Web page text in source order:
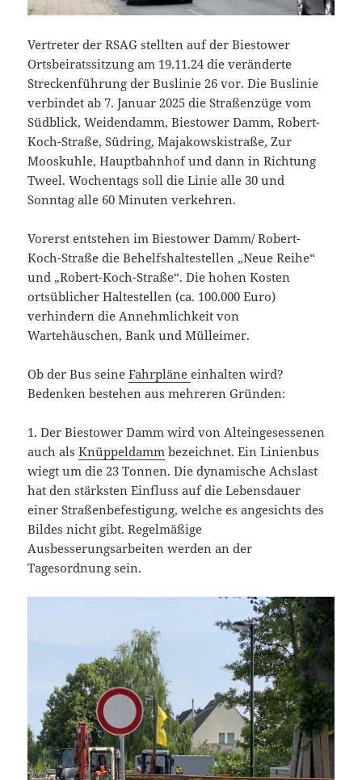
Vertreter der RSAG stellten auf der Biestower
Ortsbeiratssitzung am 19.11.24 die veränderte
Streckenführung der Buslinie 26 vor. Die Buslinie
verbindet ab 7. Januar 2025 die Straßenzüge vom
Südblick, Weidendamm, Biestower Damm, Robert-
Koch-Straße, Südring, Majakowskistraße, Zur
Mooskuhle, Hauptbahnhof und dann in Richtung
Tweel. Wochentags soll die Linie alle 30 und
Sonntag alle 60 Minuten verkehren.
Vorerst entstehen im Biestower Damm/ Robert-
Koch-Straße die Behelfshaltestellen „Neue Reihe“
und „Robert-Koch-Straße“. Die hohen Kosten
ortsüblicher Haltestellen (ca. 100.000 Euro)
verhindern die Annehmlichkeit von
Wartehäuschen, Bank und Mülleimer.
Ob der Bus seineFahrpläneeinhalten wird?
Bedenken bestehen aus mehreren Gründen:
1. Der Biestower Damm wird von Alteingesessenen
auch alsKnüppeldamm bezeichnet. Ein Linienbus
wiegt um die 23 Tonnen. Die dynamische Achslast
hat den stärksten Einfluss auf die Lebensdauer
einer Straßenbefestigung, welche es angesichts des
Bildes nicht gibt. Regelmäßige
Ausbesserungsarbeiten werden an der
Tagesordnung sein.